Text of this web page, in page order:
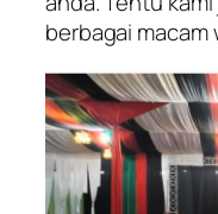
berbagai macam